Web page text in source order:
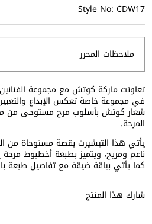
Style No: CDW17
ملاحظات المحرر
تعاونت ماركة كوتش مع مجموعة
في مجموعة خاصة تعكس الإبداع
شعار كوتش بأسلوب مرح مستوحى من
المرحة.
يأتي هذا التيشيرت بقصة مستوحاة من
ناعم ومريح، ويتميز بطبعة أخطبوط
كما يأتي بياقة ضيقة مع تفاصيل طبعة
شارك هذا المنتج